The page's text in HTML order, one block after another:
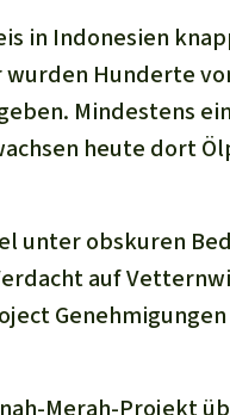
in Indonesien
wurden Hunderte
Mindestens
heute dort
unter obskuren
auf